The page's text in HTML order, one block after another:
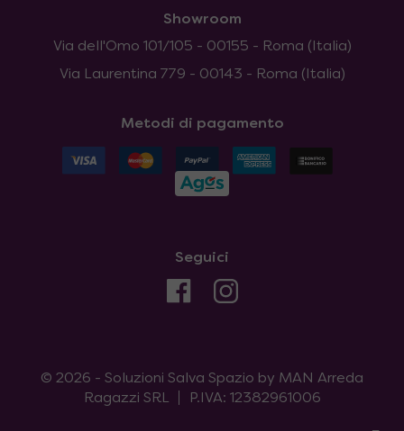
Showroom
Via dell'Omo 101/105 - 00155 - Roma (Italia)
Via Laurentina 779 - 00143 - Roma (Italia)
Metodi di pagamento
Seguici
© 2026 - Soluzioni Salva Spazio by MAN Arreda
Ragazzi SRL
P.IVA: 12382961006